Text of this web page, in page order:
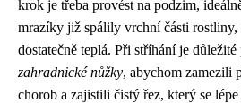
krok je třeba provést na podzim,
mrazíky již spálily vrchní části rostliny,
dostatečně teplá. Při stříhání je
zahradnické nůžky, abychom zamezili
chorob a zajistili čistý řez, který se